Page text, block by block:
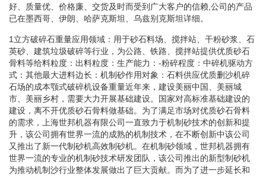
好、质量优、价格廉、交货及时而受到广大客户的信赖,公司的产品
已在墨西哥、伊朗、哈萨克斯坦、乌兹别克斯坦详细。
1立方破碎石重量应用领域：用于砂石料场、搅拌站、干粉砂浆、石
英砂、建筑垃圾破碎等行业，为公路、铁路、搅拌站提供优质砂石
骨料等给料粒度：出料粒度：生产能力：-粉碎程度：中碎机驱动方
式：其他最大进料边长：机制砂作用对象：石料供应优质删沙机碎
石场的成本颚式破碎机设备重量近年来，建设美丽中国、美丽城
市、美丽乡村，需要大力开展基础建设。国家对高标准基础建设的
建设，离不开优质砂石骨料做基础。为了满足市场对优质砂石骨料
的需求，上海世邦机器有限公司一直致力于机制砂技术的创新和提
升，该公司拥有世界一流的成熟的机制技术，在不断创新中该公司
又推出了新一代制砂机高效制砂机。在机制砂领域，世邦机器拥有
世界一流的专业的机制砂技术研发团队，该公司推出的新型制砂机
为推动机制沙行业整体发展做出了巨大贡献。而为了进一步延长和